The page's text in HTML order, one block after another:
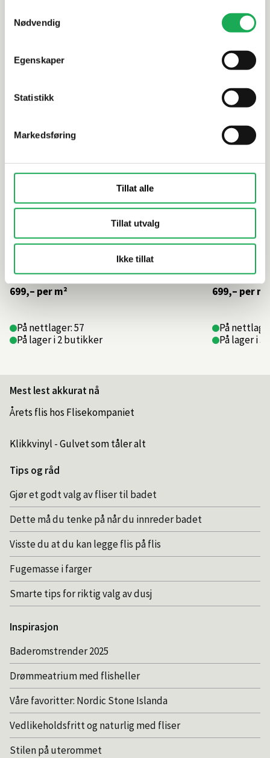
Nødvendig
Egenskaper
Statistikk
Markedsføring
Tillat alle
Tillat utvalg
Ikke tillat
Subway, White (Blank) 7,5x15 Flis
699,– per m²
På nettlager: 57
På lager i 2 butikker
RAK
699,– per m²
På
På lager i
Mest lest akkurat nå
Årets flis hos Flisekompaniet
Klikkvinyl - Gulvet som tåler alt
Tips og råd
Gjør et godt valg av fliser til badet
Dette må du tenke på når du innreder badet
Visste du at du kan legge flis på flis
Fugemasse i farger
Smarte tips for riktig valg av dusj
Inspirasjon
Baderomstrender 2025
Drømmeatrium med flisheller
Våre favoritter: Nordic Stone Islanda
Vedlikeholdsfritt og naturlig med fliser
Stilen på uterommet